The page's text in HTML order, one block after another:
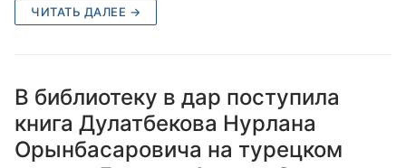
ЧИТАТЬ ДАЛЕЕ →
В библиотеку в дар поступила
книга Дулатбекова Нурлана
Орынбасаровича на турецком